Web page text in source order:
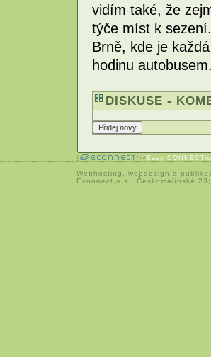
vidím také, že
týče míst k
Brně, kde je
hodinu
DISKUSE -
Easy
Webhosting webdesign a
Econnect,o.s.; Českomalínská